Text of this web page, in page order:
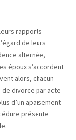
rapports
de leurs
alternée,
époux s’accordent
alors, chacun
de divorce par acte
d’un apaisement
présente